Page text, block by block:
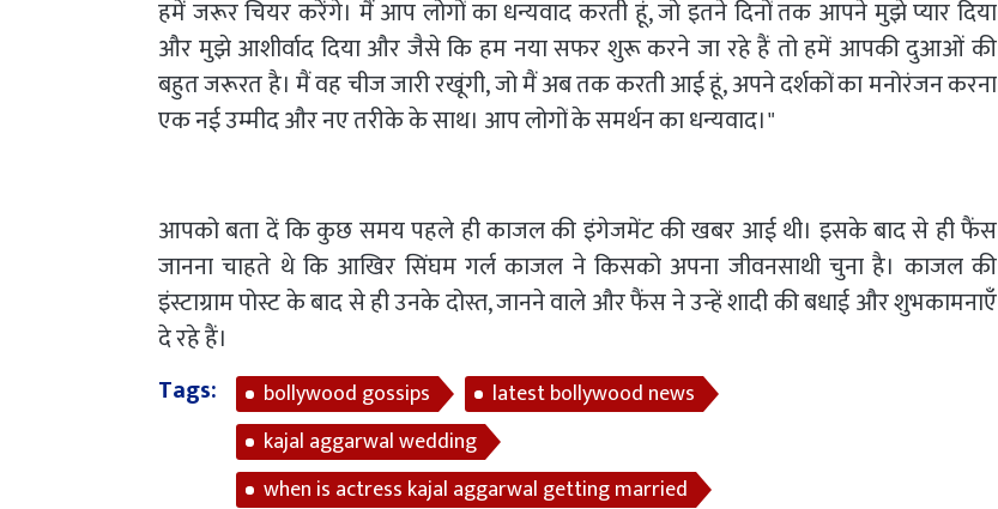
हमें जरूर चियर करेंगे। मैं आप लोगों का धन्यवाद करती हूं, जो इतने दिनों तक आपने मुझे प्यार दिया
और मुझे आशीर्वाद दिया और जैसे कि हम नया सफर शुरू करने जा रहे हैं तो हमें आपकी दुआओं की
बहुत जरूरत है। मैं वह चीज जारी रखूंगी, जो मैं अब तक करती आई हूं, अपने दर्शकों का मनोरंजन करना
एक नई उम्मीद और नए तरीके के साथ। आप लोगों के समर्थन का धन्यवाद।"
आपको बता दें कि कुछ समय पहले ही काजल की इंगेजमेंट की खबर आई थी। इसके बाद से ही फैंस
जानना चाहते थे कि आखिर सिंघम गर्ल काजल ने किसको अपना जीवनसाथी चुना है। काजल की
इंस्टाग्राम पोस्ट के बाद से ही उनके दोस्त, जानने वाले और फैंस ने उन्हें शादी की बधाई और शुभकामनाएँ
दे रहे हैं।
Tags:
bollywood gossips
latest bollywood news
kajal aggarwal wedding
when is actress kajal aggarwal getting married